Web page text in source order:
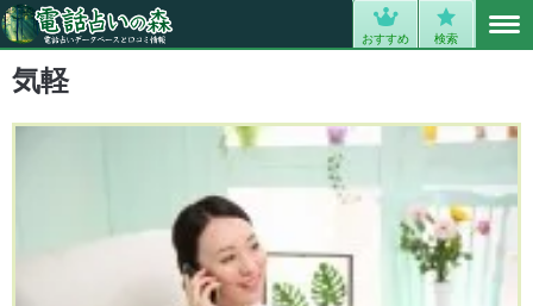
おすすめ 検索
気軽